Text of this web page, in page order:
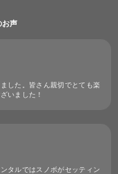
お声
した。皆さん親切でとても楽
いました！
タルではスノボがセッティン